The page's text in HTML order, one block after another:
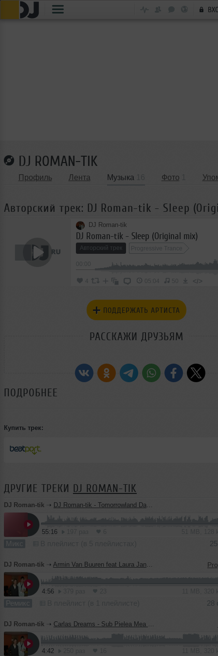
DJ ROMAN-TIK
Профиль Лента Музыка Фото
Авторский трек: DJ Roman-tik - Sleep
DJ Roman-tik
DJ Roman-tik - Sleep (Original mix)
Авторский трек Progressive Trance
05:04 50 </>
ПОДДЕРЖАТЬ АРТИСТА
РАССКАЖИ ДРУЗЬЯМ
ПОДРОБНЕЕ
Купить трек:
ДРУГИЕ ТРЕКИ DJ ROMAN-TIK
DJ Roman-tik ➝ DJ Roman-tik - Tomorrowland Daybreak Session Mix
55:16
Микс
DJ Roman-tik ➝ Armin Van Buuren feat Laura Jansen - Sound Of The Drums ( DJ Roman-tik Remix)
4:56
Ремикс 28
DJ Roman-tik ➝ Carlas Dreams - Sub Pielea Mea (DJ Roman-tik DUB mix)
4:42